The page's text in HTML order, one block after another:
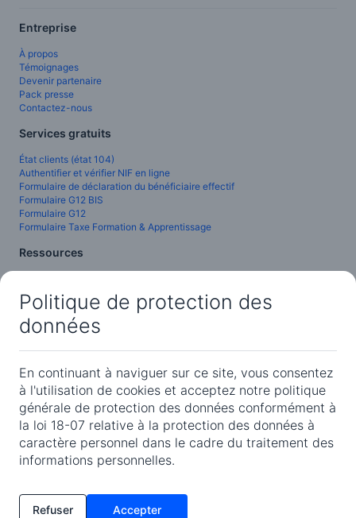
Entreprise
À propos
Témoignages
Devenir partenaire
Pack presse
Contactez-nous
Services gratuits
État clients (état 104)
Authentifier et vérifier NIF en ligne
Formulaire de déclaration du bénéficiaire effectif
Formulaire G12 BIS
Formulaire G12
Formulaire Taxe Formation & Apprentissage
Ressources
Guide RC et NIF
Codes d'activités (NAE)
Code des tarifs douaniers
Programme Prévisionnel d'Importation
Légal
Conditions générales de vente
Politique de confidentialité
ConformePro™ est une marque de S.A.R.L Business Innovative Solutions
🇩🇿Développé en Algérie, avec passion
Politique de protection des
données
En continuant à naviguer sur ce site, vous consentez
à l'utilisation de cookies et acceptez notre politique
générale de protection des données conformément à
la loi 18-07 relative à la protection des données à
caractère personnel dans le cadre du traitement des
informations personnelles.
Refuser Accepter